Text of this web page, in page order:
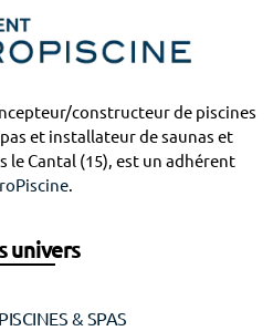
constructeur de piscines
et installateur de saunas et
le Cantal (15), est un adhérent
.
univers
& SPAS